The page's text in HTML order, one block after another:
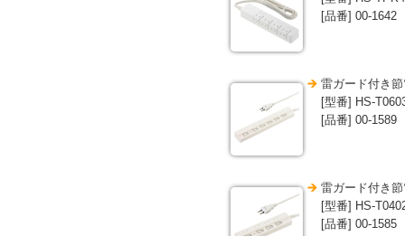
[品番] 00-1642
雷ガード付き
[型番] HS-
[品番] 00-1589
雷ガード付き
[型番] HS-
[品番] 00-1585